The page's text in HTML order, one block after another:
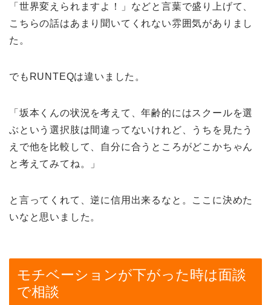
「世界変えられますよ！」などと言葉で盛り上げて、
こちらの話はあまり聞いてくれない雰囲気がありまし
た。
でもRUNTEQは違いました。
「坂本くんの状況を考えて、年齢的にはスクールを選
ぶという選択肢は間違ってないけれど、うちを見たう
えで他を比較して、自分に合うところがどこかちゃん
と考えてみてね。」
と言ってくれて、逆に信用出来るなと。ここに決めた
いなと思いました。
モチベーションが下がった時は面談
で相談